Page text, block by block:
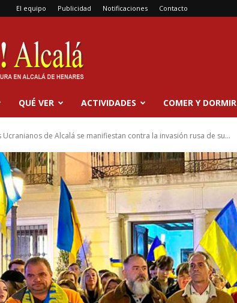
El equipo Publicidad Notificaciones Contacto
QUÉ VER ACTIVIDADES COMER Y DORMIR
Ucranianos de Alcalá se manifiestan contra la invasión rusa de su...